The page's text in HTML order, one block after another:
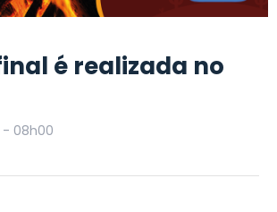
é realizada no
- 08h00